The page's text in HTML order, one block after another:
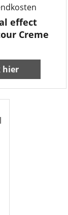
effect
Creme
hier